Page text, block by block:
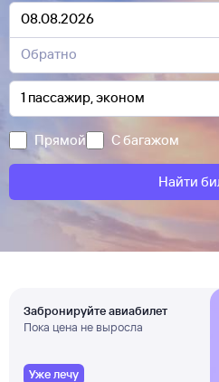
Прямой С багажом
Найти
Забронируйте авиабилет
Пока цена не выросла
Уже лечу